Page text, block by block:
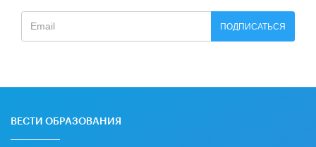
ПОДПИСАТЬСЯ
ВЕСТИ ОБРАЗОВАНИЯ